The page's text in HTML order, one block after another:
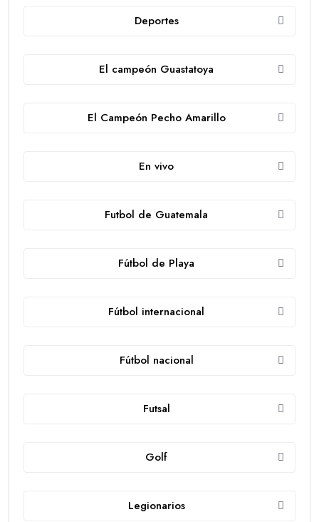
Deportes
El campeón Guastatoya
El Campeón Pecho Amarillo
En vivo
Futbol de Guatemala
Fútbol de Playa
Fútbol internacional
Fútbol nacional
Futsal
Golf
Legionarios